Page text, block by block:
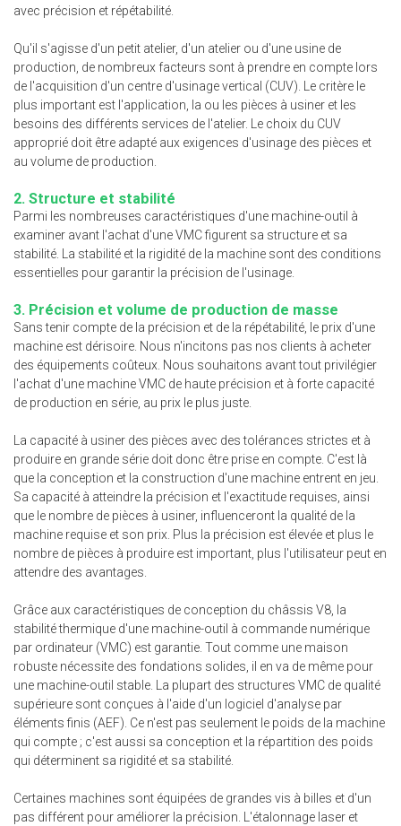
avec précision et répétabilité.
Qu'il s'agisse d'un petit atelier, d'un atelier ou d'une usine de
production, de nombreux facteurs sont à prendre en compte lors
de l'acquisition d'un centre d'usinage vertical (CUV). Le critère le
plus important est l'application, la ou les pièces à usiner et les
besoins des différents services de l'atelier. Le choix du CUV
approprié doit être adapté aux exigences d'usinage des pièces et
au volume de production.
2. Structure et stabilité
Parmi les nombreuses caractéristiques d'une machine-outil à
examiner avant l'achat d'une VMC figurent sa structure et sa
stabilité. La stabilité et la rigidité de la machine sont des conditions
essentielles pour garantir la précision de l'usinage.
3. Précision et volume de production de masse
Sans tenir compte de la précision et de la répétabilité, le prix d'une
machine est dérisoire. Nous n'incitons pas nos clients à acheter
des équipements coûteux. Nous souhaitons avant tout privilégier
l'achat d'une machine VMC de haute précision et à forte capacité
de production en série, au prix le plus juste.
La capacité à usiner des pièces avec des tolérances strictes et à
produire en grande série doit donc être prise en compte. C'est là
que la conception et la construction d'une machine entrent en jeu.
Sa capacité à atteindre la précision et l'exactitude requises, ainsi
que le nombre de pièces à usiner, influenceront la qualité de la
machine requise et son prix. Plus la précision est élevée et plus le
nombre de pièces à produire est important, plus l'utilisateur peut en
attendre des avantages.
Grâce aux caractéristiques de conception du châssis V8, la
stabilité thermique d'une machine-outil à commande numérique
par ordinateur (VMC) est garantie. Tout comme une maison
robuste nécessite des fondations solides, il en va de même pour
une machine-outil stable. La plupart des structures VMC de qualité
supérieure sont conçues à l'aide d'un logiciel d'analyse par
éléments finis (AEF). Ce n'est pas seulement le poids de la machine
qui compte ; c'est aussi sa conception et la répartition des poids
qui déterminent sa rigidité et sa stabilité.
Certaines machines sont équipées de grandes vis à billes et d'un
pas différent pour améliorer la précision. L'étalonnage laser et